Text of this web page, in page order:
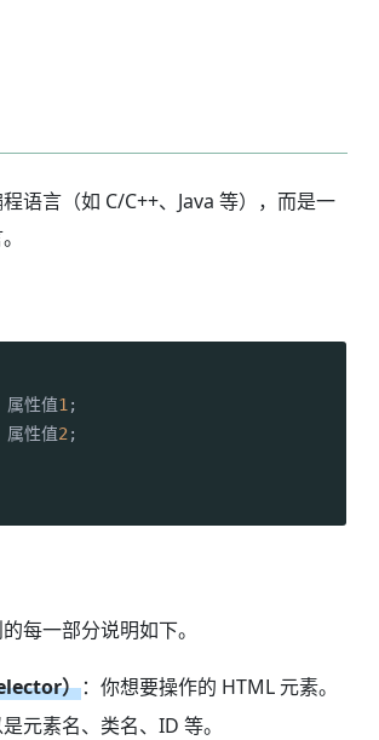
语言（如 C/C++、Java 等），而是一
性值1 ;
性值2 ;
每一部分说明如下。
）：你想要操作的 HTML 元素。
元素名、类名、ID 等。